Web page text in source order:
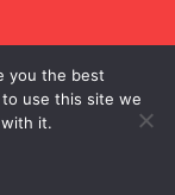
you the best
use this site we
it.